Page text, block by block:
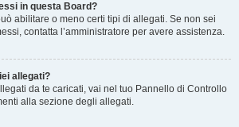
in questa Board?
abilitare o meno certi tipi di allegati. Se non sei
contatta l’amministratore per avere assistenza.
allegati?
da te caricati, vai nel tuo Pannello di Controllo
alla sezione degli allegati.